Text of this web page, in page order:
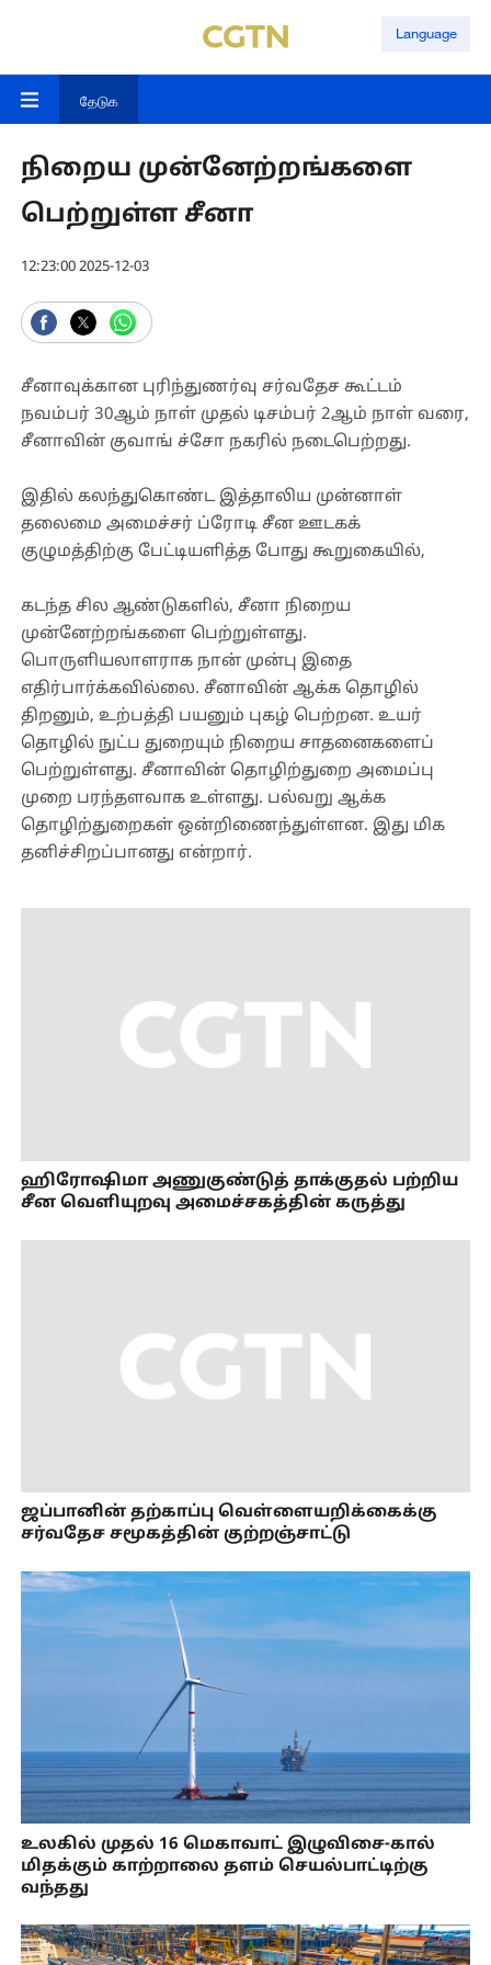
Language
தேடுக
நிறைய முன்னேற்றங்களை
பெற்றுள்ள சீனா
12:23:00 2025-12-03
சீனாவுக்கான புரிந்துணர்வு சர்வதேச கூட்டம்
நவம்பர் 30ஆம் நாள் முதல் டிசம்பர் 2ஆம் நாள் வரை,
சீனாவின் குவாங் ச்சோ நகரில் நடைபெற்றது.
இதில் கலந்துகொண்ட இத்தாலிய முன்னாள்
தலைமை அமைச்சர் ப்ரோடி சீன ஊடகக்
குழுமத்திற்கு பேட்டியளித்த போது கூறுகையில்,
கடந்த சில ஆண்டுகளில், சீனா நிறைய
முன்னேற்றங்களை பெற்றுள்ளது.
பொருளியலாளராக நான் முன்பு இதை
எதிர்பார்க்கவில்லை. சீனாவின் ஆக்க தொழில்
திறனும், உற்பத்தி பயனும் புகழ் பெற்றன. உயர்
தொழில் நுட்ப துறையும் நிறைய சாதனைகளைப்
பெற்றுள்ளது. சீனாவின் தொழிற்துறை அமைப்பு
முறை பரந்தளவாக உள்ளது. பல்வறு ஆக்க
தொழிற்துறைகள் ஒன்றிணைந்துள்ளன. இது மிக
தனிச்சிறப்பானது என்றார்.
ஹிரோஷிமா அணுகுண்டுத் தாக்குதல் பற்றிய
சீன வெளியுறவு அமைச்சகத்தின் கருத்து
ஜப்பானின் தற்காப்பு வெள்ளையறிக்கைக்கு
சர்வதேச சமூகத்தின் குற்றஞ்சாட்டு
உலகில் முதல் 16 மெகாவாட் இழுவிசை-கால்
மிதக்கும் காற்றாலை தளம் செயல்பாட்டிற்கு
வந்தது